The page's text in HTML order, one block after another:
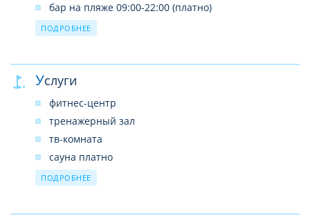
бар на пляже 09:00-22:00 (платно)
бар у бассейна 06:00-20:30 (платно)
2 конференц-зала
медицинский центр
камера хранения
парковка автомобилей и велосипедов
салон красоты платно
wi-fi
ПОДРОБНЕЕ
Услуги
фитнес-центр
тренажерный зал
тв-комната
сауна платно
массаж платно
ПОДРОБНЕЕ